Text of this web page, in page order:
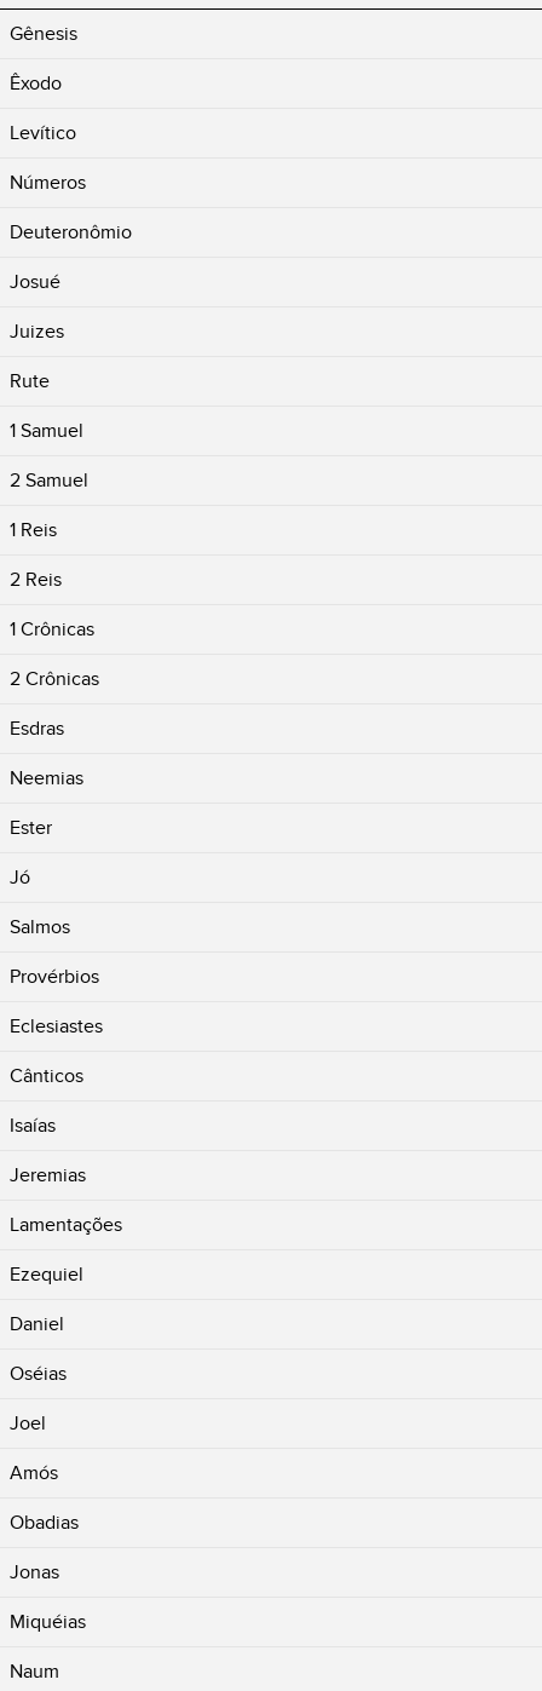
Gênesis
Êxodo
Levítico
Números
Deuteronômio
Josué
Juizes
Rute
1 Samuel
2 Samuel
1 Reis
2 Reis
1 Crônicas
2 Crônicas
Esdras
Neemias
Ester
Jó
Salmos
Provérbios
Eclesiastes
Cânticos
Isaías
Jeremias
Lamentações
Ezequiel
Daniel
Oséias
Joel
Amós
Obadias
Jonas
Miquéias
Naum